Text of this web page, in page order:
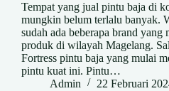
Tempat yang jual pintu baja di
mungkin belum terlalu banyak.
sudah ada beberapa brand yang
produk di wilayah Magelang.
Fortress pintu baja yang mulai
pintu kuat ini. Pintu…
Admin
22 Februari